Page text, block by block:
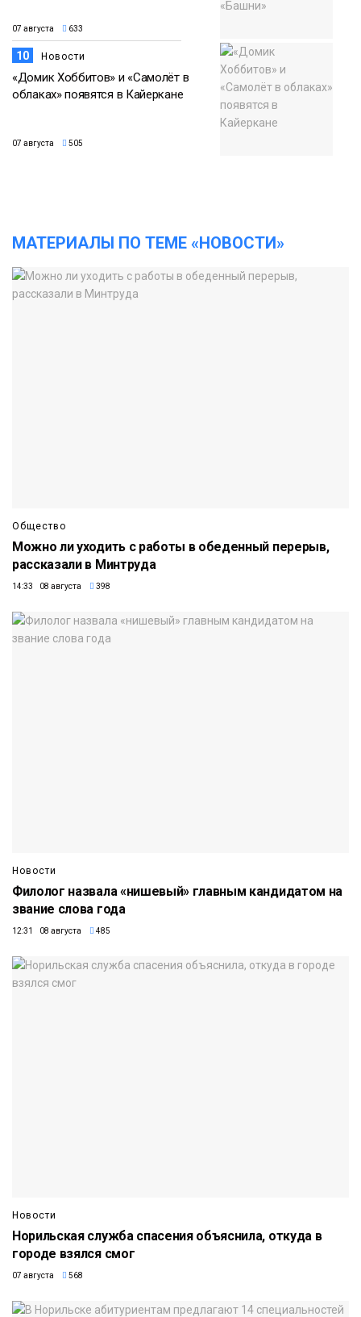
07 августа 633
10 Новости
«Домик Хоббитов» и «Самолёт в
облаках» появятся в Кайеркане
07 августа 505
МАТЕРИАЛЫ ПО ТЕМЕ «НОВОСТИ»
Общество
Можно ли уходить с работы в обеденный перерыв,
рассказали в Минтруда
14:33 08 августа 398
Новости
Филолог назвала «нишевый» главным кандидатом на
звание слова года
12:31 08 августа 485
Новости
Норильская служба спасения объяснила, откуда в
городе взялся смог
07 августа 568